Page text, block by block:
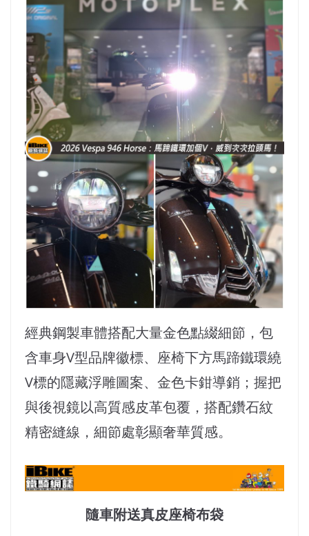
經典鋼製車體搭配大量金色點綴細節，包
含車身V型品牌徽標、座椅下方馬蹄鐵環繞
V標的隱藏浮雕圖案、金色卡鉗導銷；握把
與後視鏡以高質感皮革包覆，搭配鑽石紋
精密縫線，細節處彰顯奢華質感。
隨車附送真皮座椅布袋